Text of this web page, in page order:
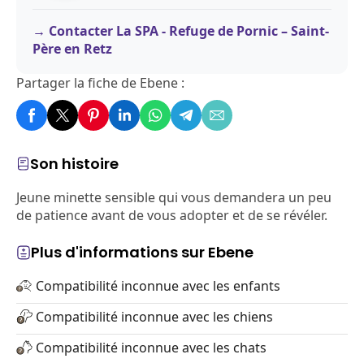
Son histoire
Jeune minette sensible qui vous demandera un peu
de patience avant de vous adopter et de se révéler.
Plus d'informations sur Ebene
Compatibilité inconnue avec les enfants
Compatibilité inconnue avec les chiens
Compatibilité inconnue avec les chats
Contacter La SPA - Refuge de Pornic – Saint-
Père en Retz
Partager la fiche de Ebene :